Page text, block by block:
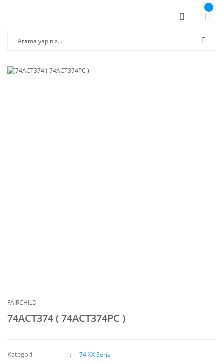
FAIRCHILD
74ACT374 ( 74ACT374PC )
Kategori 74 XX Serisi